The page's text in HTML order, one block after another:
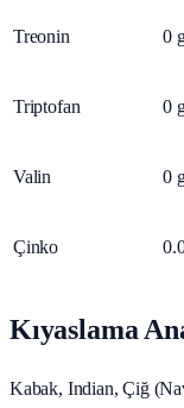
Treonin 0
Triptofan 0
Valin 0
Çinko
Kıyaslama
Kabak, Indian, Çiğ